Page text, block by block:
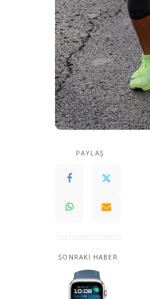
PAYLAŞ
SONRAKİ HABER